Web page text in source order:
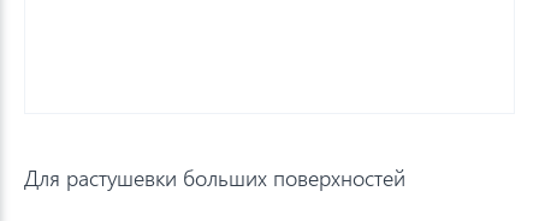
Для растушевки больших поверхностей